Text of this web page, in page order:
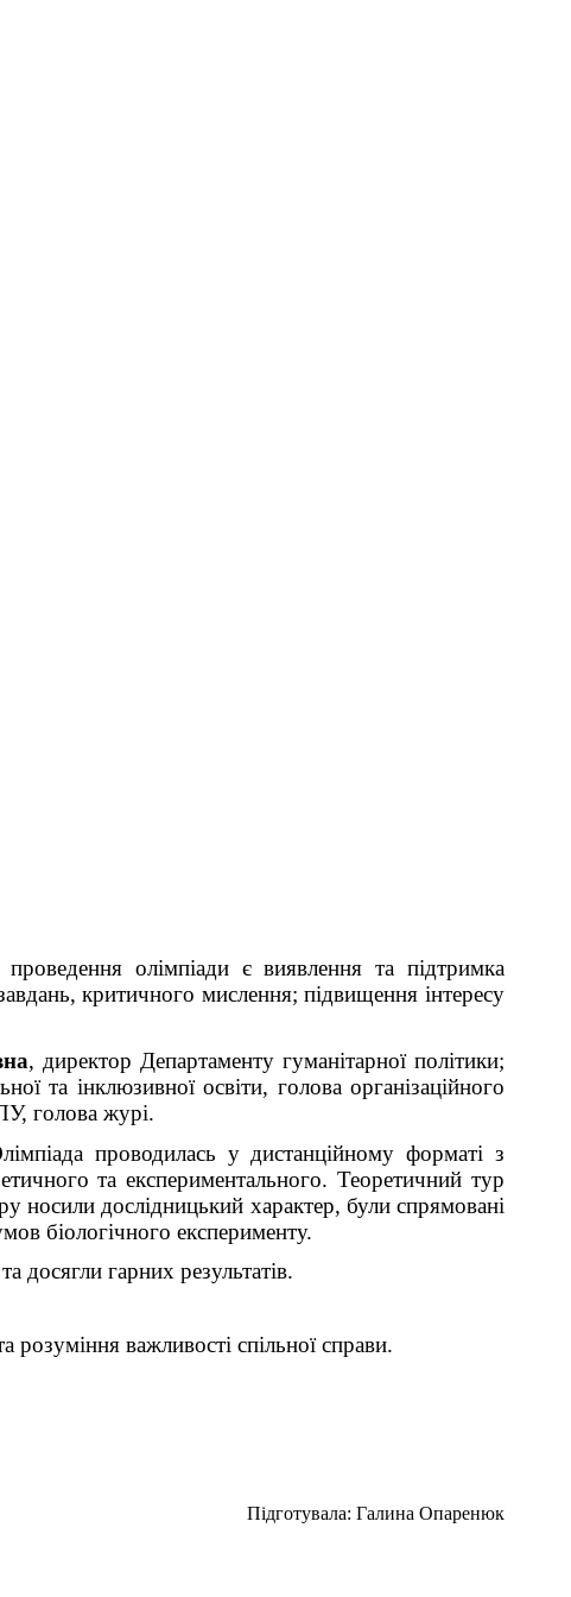
олімпіади є виявлення та підтримка
критичного мислення; підвищення інтересу
, директор Департаменту гуманітарної політики;
та інклюзивної освіти, голова організаційного
голова журі.
проводилась у дистанційному форматі з
та експериментального. Теоретичний тур
носили дослідницький характер, були спрямовані
біологічного експерименту.
досягли гарних результатів.
важливості спільної справи.
Підготувала: Галина Опаренюк